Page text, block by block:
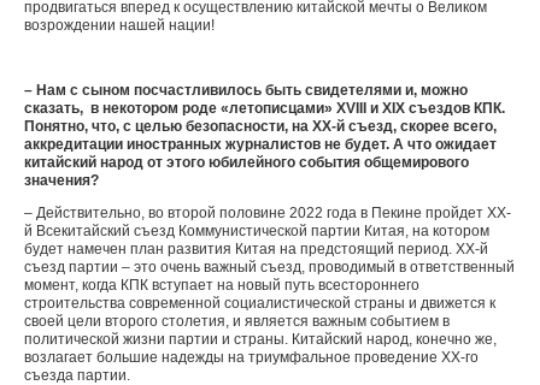
продвигаться вперед к осуществлению китайской мечты о Великом
возрождении нашей нации!
– Нам с сыном посчастливилось быть свидетелями и, можно
сказать, в некотором роде «летописцами» XVIII и XIX съездов КПК.
Понятно, что, с целью безопасности, на ХХ-й съезд, скорее всего,
аккредитации иностранных журналистов не будет. А что ожидает
китайский народ от этого юбилейного события общемирового
значения?
– Действительно, во второй половине 2022 года в Пекине пройдет XX-
й Всекитайский съезд Коммунистической партии Китая, на котором
будет намечен план развития Китая на предстоящий период. XX-й
съезд партии – это очень важный съезд, проводимый в ответственный
момент, когда КПК вступает на новый путь всестороннего
строительства современной социалистической страны и движется к
своей цели второго столетия, и является важным событием в
политической жизни партии и страны. Китайский народ, конечно же,
возлагает большие надежды на триумфальное проведение XX-го
съезда партии.